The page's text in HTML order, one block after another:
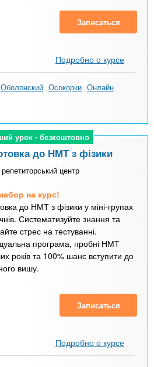
Записаться
Подробно о курсе
Оболонский Осокорки Онлайн
урок - безкоштовно
урок - безкоштовно
до НМТ з фізики
центр
на курс!
до НМТ з фізики у міні-групах
Систематизуйте знання та
стрес на тестуванні.
програма, пробні НМТ
років та 100% шанс вступити до
вишу.
Записаться
Подробно о курсе